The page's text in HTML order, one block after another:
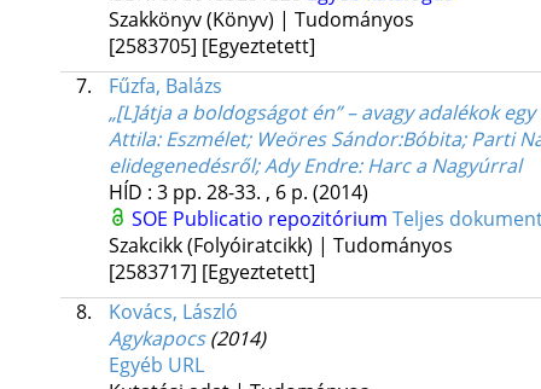
Szakkönyv (Könyv) | Tudományos
[2583705] [Egyeztetett]
7.
Fűzfa, Balázs
„[L]átja a boldogságot én” – avagy adalékok
Attila: Eszmélet; Weöres Sándor:Bóbita; Parti
elidegenedésről; Ady Endre: Harc a Nagyúrral
HÍD : 3 pp. 28-33. , 6 p. (2014)
SOE Publicatio repozitórium Teljes
Szakcikk (Folyóiratcikk) | Tudományos
[2583717] [Egyeztetett]
8.
Kovács, László
Agykapocs (2014)
Egyéb URL